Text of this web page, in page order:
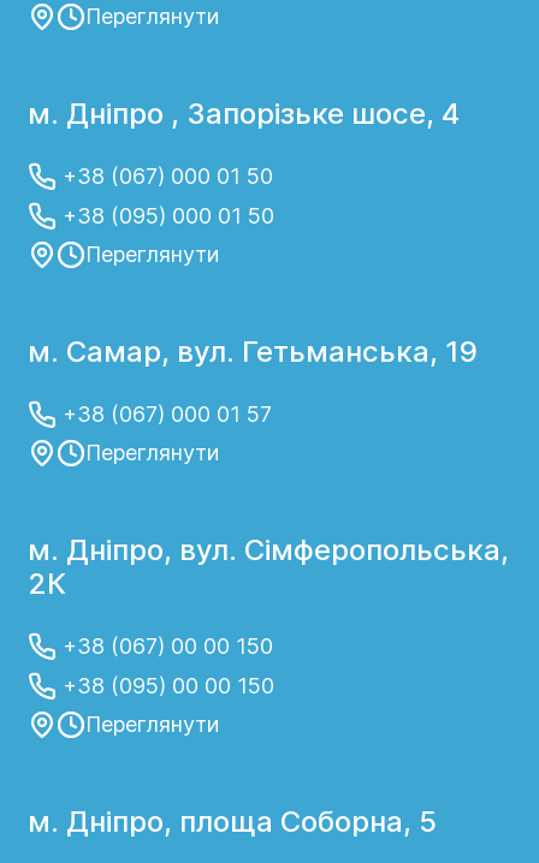
Переглянути
м. Дніпро , Запорізьке шосе, 4
+38 (067) 000 01 50
+38 (095) 000 01 50
Переглянути
м. Самар, вул. Гетьманська, 19
+38 (067) 000 01 57
Переглянути
м. Дніпро, вул. Сімферопольська,
2К
+38 (067) 00 00 150
+38 (095) 00 00 150
Переглянути
м. Дніпро, площа Соборна, 5